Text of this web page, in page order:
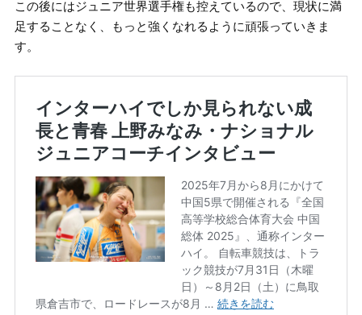
この後にはジュニア世界選手権も控えているので、現状に満
足することなく、もっと強くなれるように頑張っていきま
す。